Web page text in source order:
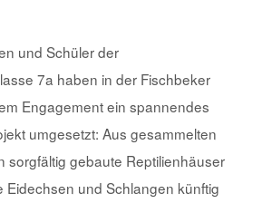
und Schüler der
7a haben in der Fischbeker
Engagement ein spannendes
umgesetzt: Aus gesammelten
sorgfältig gebaute Reptilienhäuser
Eidechsen und Schlangen künftig